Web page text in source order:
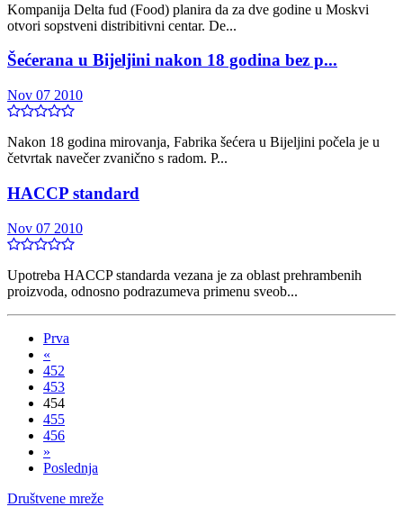
Kompanija Delta fud (Food) planira da za dve godine u Moskvi
otvori sopstveni distribitivni centar. De...
Šećerana u Bijeljini nakon 18 godina bez p...
Nov 07 2010
Nakon 18 godina mirovanja, Fabrika šećera u Bijeljini počela je u
četvrtak navečer zvanično s radom. P...
HACCP standard
Nov 07 2010
Upotreba HACCP standarda vezana je za oblast prehrambenih
proizvoda, odnosno podrazumeva primenu sveob...
Prva
«
452
453
454
455
456
»
Poslednja
Društvene mreže